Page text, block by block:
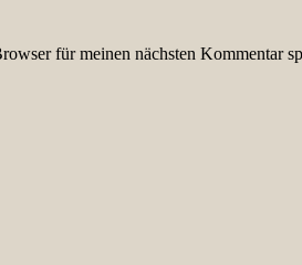
für meinen nächsten Kommentar